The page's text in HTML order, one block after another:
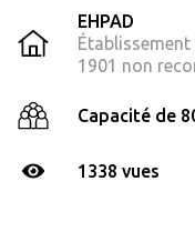
EHPAD
1901 non
Capacité de
1338 vues